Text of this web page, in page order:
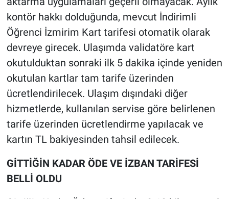
kontör hakkı dolduğunda, mevcut İndirimli
Öğrenci İzmirim Kart tarifesi otomatik olarak
devreye girecek. Ulaşımda validatöre kart
okutulduktan sonraki ilk 5 dakika içinde yeniden
okutulan kartlar tam tarife üzerinden
ücretlendirilecek. Ulaşım dışındaki diğer
hizmetlerde, kullanılan servise göre belirlenen
tarife üzerinden ücretlendirme yapılacak ve
kartın TL bakiyesinden tahsil edilecek.
GİTTİĞİN KADAR ÖDE VE İZBAN TARİFESİ
BELLİ OLDU